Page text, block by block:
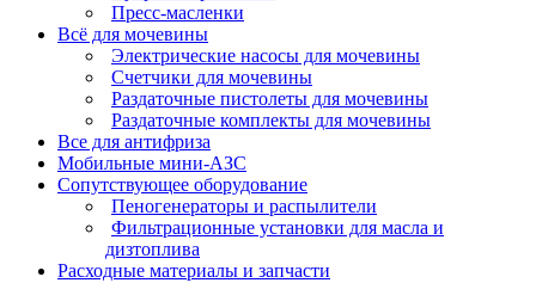
Пресс-масленки
Всё для мочевины
Электрические насосы для мочевины
Счетчики для мочевины
Раздаточные пистолеты для мочевины
Раздаточные комплекты для мочевины
Все для антифриза
Мобильные мини-АЗС
Сопутствующее оборудование
Пеногенераторы и распылители
Фильтрационные установки для масла и
дизтоплива
Расходные материалы и запчасти